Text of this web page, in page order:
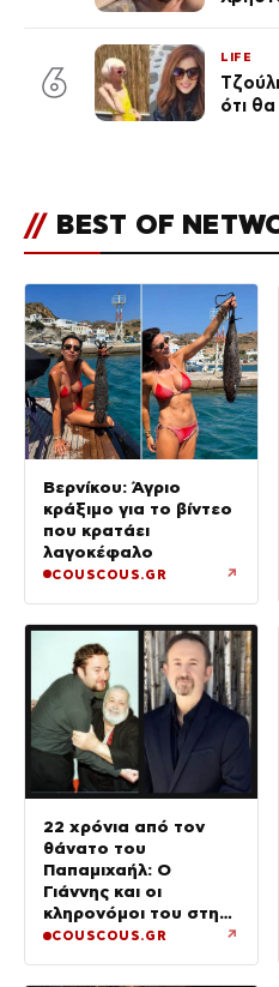
6
LIFE
ότι
// BEST OF
Βερνίκου: Άγριο
κράξιμο για το βίντεο
που κρατάει
λαγοκέφαλο
COUSCOUS.GR ↗
22 χρόνια από τον
θάνατο του
Παπαμιχαήλ: Ο
Γιάννης και οι
κληρονόμοι του στη
διαθήκη
COUSCOUS.GR ↗